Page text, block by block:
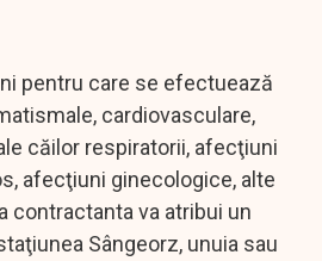
pentru care se efectuează
cardiovasculare,
căilor respiratorii, afecţiuni
afecţiuni ginecologice, alte
contractanta va atribui un
Sângeorz, unuia sau